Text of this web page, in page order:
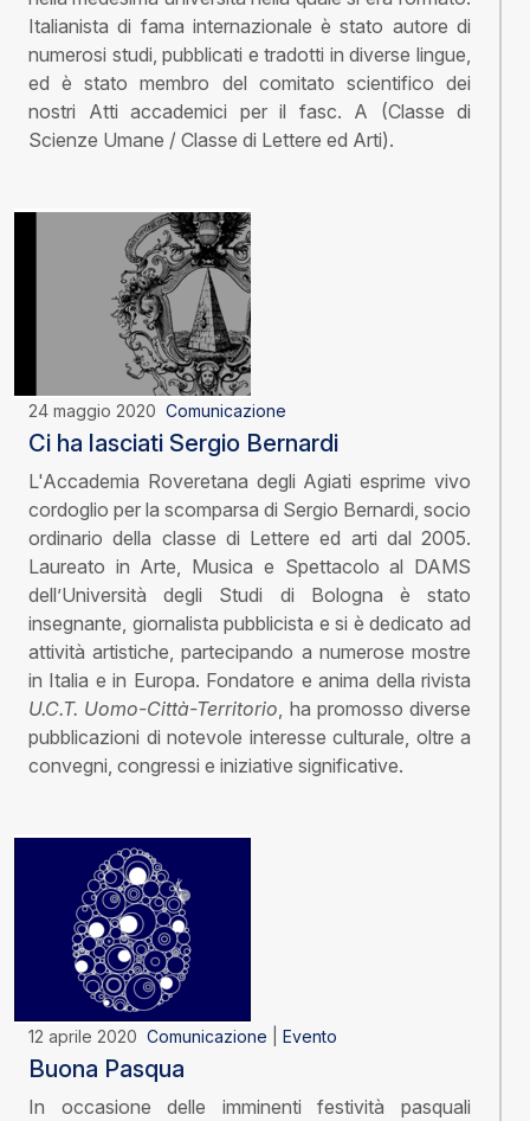
Italianista di fama internazionale è stato autore di
numerosi studi, pubblicati e tradotti in diverse lingue,
ed è stato membro del comitato scientifico dei
nostri Atti accademici per il fasc. A (Classe di
Scienze Umane / Classe di Lettere ed Arti).
24 maggio 2020 Comunicazione
Ci ha lasciati Sergio Bernardi
L'Accademia Roveretana degli Agiati esprime vivo
cordoglio per la scomparsa di Sergio Bernardi, socio
ordinario della classe di Lettere ed arti dal 2005.
Laureato in Arte, Musica e Spettacolo al DAMS
dell’Università degli Studi di Bologna è stato
insegnante, giornalista pubblicista e si è dedicato ad
attività artistiche, partecipando a numerose mostre
in Italia e in Europa. Fondatore e anima della rivista
U.C.T. Uomo-Città-Territorio, ha promosso diverse
pubblicazioni di notevole interesse culturale, oltre a
convegni, congressi e iniziative significative.
12 aprile 2020 Comunicazione Evento
Buona Pasqua
In occasione delle imminenti festività pasquali